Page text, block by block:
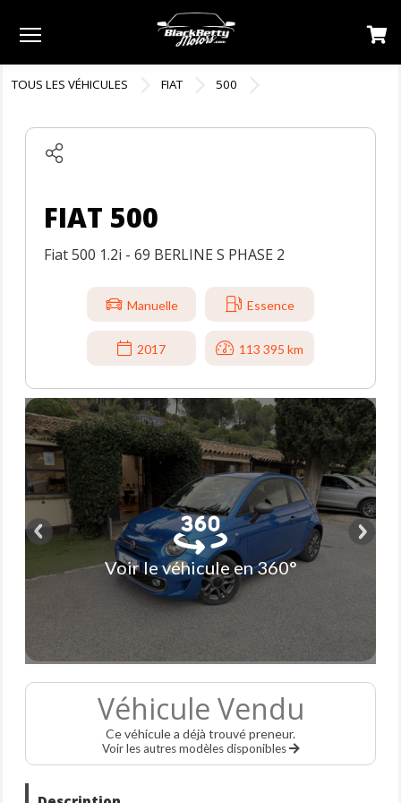
TOUS LES VÉHICULES FIAT 500
FIAT 500
Fiat 500 1.2i - 69 BERLINE S PHASE 2
Manuelle Essence
2017 113 395 km
Voir le véhicule en 360°
Véhicule Vendu
Ce véhicule a déjà trouvé preneur.
Voir les autres modèles disponibles